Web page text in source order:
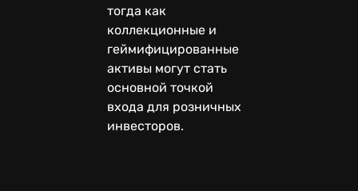
тогда как
коллекционные и
геймифицированные
активы могут стать
основной точкой
входа для розничных
инвесторов.